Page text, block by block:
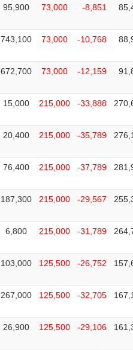
95,900 73,000 -8,851
743,100 73,000 -10,768
672,700 73,000 -12,159
15,000 215,000 -33,888
20,400 215,000 -35,789
76,400 215,000 -37,789
187,300 215,000 -29,567
6,800 215,000 -31,789
103,000 125,500 -26,752
267,000 125,500 -32,705
26,900 125,500 -29,106